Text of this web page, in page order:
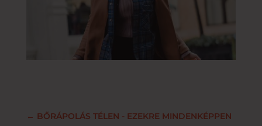
← BŐRÁPOLÁS TÉLEN - EZEKRE MINDENKÉPPEN